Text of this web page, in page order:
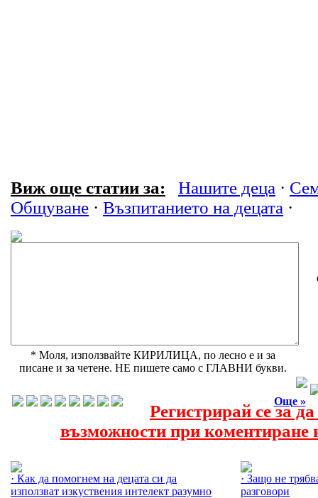
Виж още статии за: Нашите деца ·
Общуване · Възпитанието на децата ·
* Моля, използвайте КИРИЛИЦА, по лесно е и за
писане и за четене. НЕ пишете само с ГЛАВНИ букви.
Още »
Регистрирай се за
възможности при коментиране
· Как да помогнем на децата си да
използват изкуствения интелект разумно
· Защо не
разговори